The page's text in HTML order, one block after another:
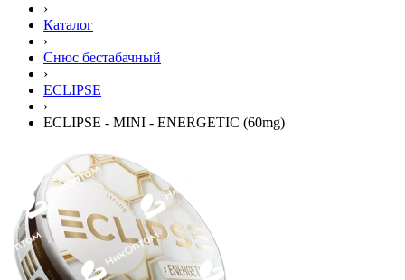
›
Каталог
›
Снюс бестабачный
›
ECLIPSE
›
ECLIPSE - MINI - ENERGETIC (60mg)